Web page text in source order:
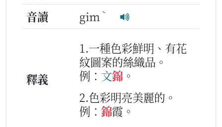
音讀 gim ˋ
釋義
1.一種色彩鮮明、有花
紋圖案的絲織品。
例： 文錦 。
2.色彩明亮美麗的。
例： 錦霞。